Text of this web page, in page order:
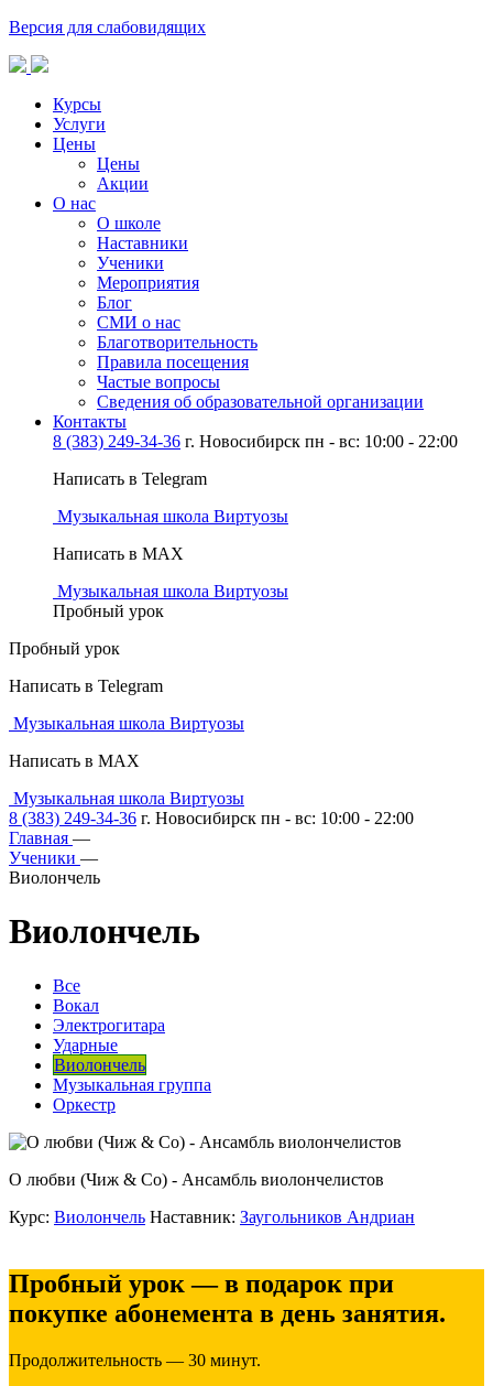
Версия для слабовидящих
Курсы
Услуги
Цены
Цены
Акции
О нас
О школе
Наставники
Ученики
Мероприятия
Блог
СМИ о нас
Благотворительность
Правила посещения
Частые вопросы
Сведения об образовательной организации
Контакты
8 (383) 249-34-36 г. Новосибирск пн - вс: 10:00 - 22:00
Написать в Telegram
Музыкальная школа Виртуозы
Написать в MAX
Музыкальная школа Виртуозы
Пробный урок
Пробный урок
Написать в Telegram
Музыкальная школа Виртуозы
Написать в MAX
Музыкальная школа Виртуозы
8 (383) 249-34-36 г. Новосибирск пн - вс: 10:00 - 22:00
Главная —
Ученики —
Виолончель
Виолончель
Все
Вокал
Электрогитара
Ударные
Виолончель
Музыкальная группа
Оркестр
О любви (Чиж & Co) - Ансамбль виолончелистов
Курс: Виолончель Наставник: Заугольников Андриан
Пробный урок — в подарок при
покупке абонемента в день занятия.
Продолжительность — 30 минут.